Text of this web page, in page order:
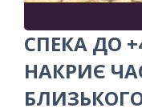
СПЕКА ДО
НАКРИЄ